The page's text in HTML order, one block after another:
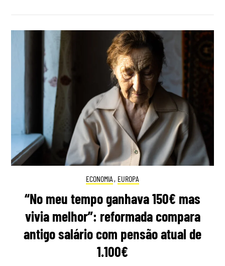
ECONOMIA , EUROPA
“No meu tempo ganhava 150€ mas
vivia melhor”: reformada compara
antigo salário com pensão atual de
1.100€